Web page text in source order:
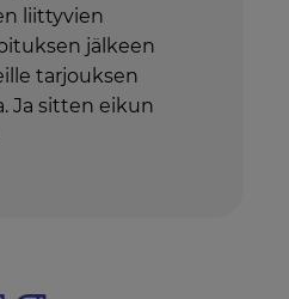
liittyvien
jälkeen
tarjouksen
Ja sitten eikun